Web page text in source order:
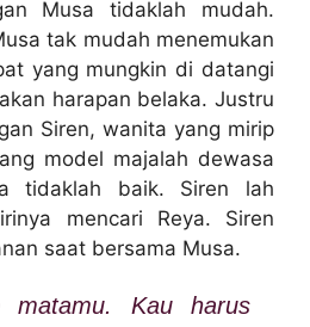
Musa tidaklah mudah.
tak mudah menemukan
yang mungkin di datangi
harapan belaka. Justru
Siren, wanita yang mirip
model majalah dewasa
tidaklah baik. Siren lah
mencari Reya. Siren
saat bersama Musa.
matamu. Kau harus